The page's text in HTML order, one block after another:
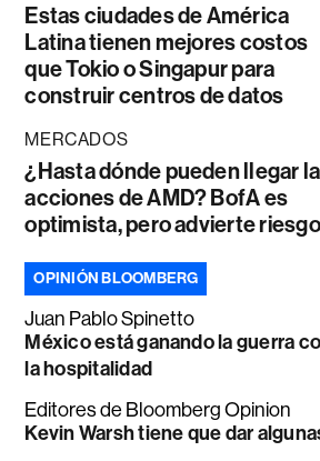
Estas ciudades de América
Latina tienen mejores costos
que Tokio o Singapur para
construir centros de datos
MERCADOS
¿Hasta dónde pueden llegar
acciones de AMD? BofA es
optimista, pero advierte
OPINIÓN BLOOMBERG
Juan Pablo Spinetto
México está ganando la guerra
la hospitalidad
Editores de Bloomberg Opinion
Kevin Warsh tiene que dar